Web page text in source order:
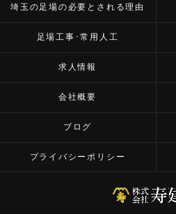
埼玉の足場の必要とされる理由
足場工事･常用人工
求人情報
会社概要
ブログ
プライバシーポリシー